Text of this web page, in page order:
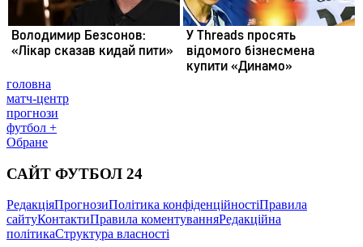
головна
матч-центр
прогнози
футбол +
Обране
САЙТ ФУТБОЛ 24
РедакціяПрогнозиПолітика конфіденційностіПравила
сайтуКонтактиПравила коментуванняРедакційна
політикаСтруктура власності